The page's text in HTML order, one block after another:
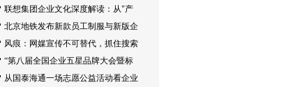
联想集团企业文化深度解读：从"产
北京地铁发布新款员工制服与新版企
风痕：网媒宣传不可替代，抓住搜索
“第八届全国企业五星品牌大会暨标
从国泰海通一场志愿公益活动看企业